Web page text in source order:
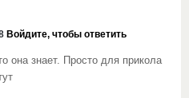
Войдите, чтобы ответить
она знает. Просто для прикола